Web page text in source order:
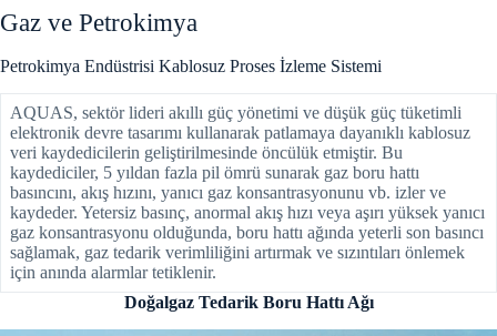
Gaz ve Petrokimya
Petrokimya Endüstrisi Kablosuz Proses İzleme Sistemi
AQUAS, sektör lideri akıllı güç yönetimi ve düşük güç tüketimli
elektronik devre tasarımı kullanarak patlamaya dayanıklı kablosuz
veri kaydedicilerin geliştirilmesinde öncülük etmiştir. Bu
kaydediciler, 5 yıldan fazla pil ömrü sunarak gaz boru hattı
basıncını, akış hızını, yanıcı gaz konsantrasyonunu vb. izler ve
kaydeder. Yetersiz basınç, anormal akış hızı veya aşırı yüksek yanıcı
gaz konsantrasyonu olduğunda, boru hattı ağında yeterli son basıncı
sağlamak, gaz tedarik verimliliğini artırmak ve sızıntıları önlemek
için anında alarmlar tetiklenir.
Doğalgaz Tedarik Boru Hattı Ağı